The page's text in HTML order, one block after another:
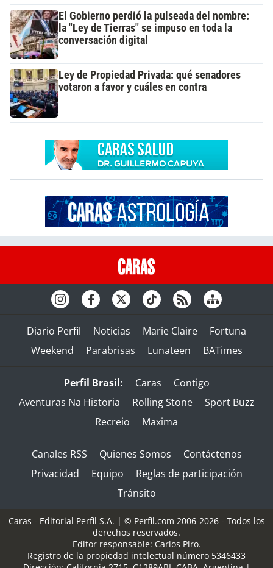
El Gobierno perdió la pulseada del nombre:
la "Ley de Tierras" se impuso en toda la
conversación digital
Ley de Propiedad Privada: qué senadores
votaron a favor y cuáles en contra
Diario Perfil Noticias Marie Claire
Fortuna
Weekend
Parabrisas Lunateen BATimes
Perfil Brasil: Caras
Contigo
Aventuras Na Historia
Rolling Stone
Sport Buzz
Recreio
Maxima
Canales RSS Quienes Somos
Contáctenos
Privacidad
Equipo
Reglas de participación
Tránsito
Caras - Editorial Perfil S.A. | © Perfil.com 2006-2026 - Todos los
derechos reservados.
Editor responsable: Carlos Piro.
Registro de la propiedad intelectual número 5346433